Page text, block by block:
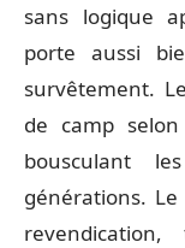
sans logique
porte aussi
survêtement.
de camp
bousculant
générations.